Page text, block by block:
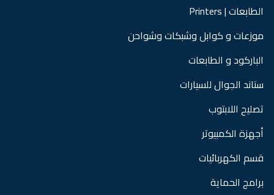
الطابعات | Printers
موزعات و كوابل وشبكات وشواحن
الباركود و الطابعات
ستاند الجوال للسيارات
تصليح اللابتوب
أجهزة الكمبيوتر
قسم الكهربائيات
برامج الحماية